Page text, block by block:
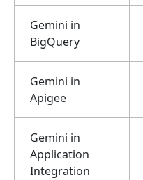
Gemini in
BigQuery
Gemini in
Apigee
Gemini in
Application
Integration